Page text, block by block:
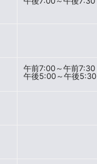
午前7:00～午前7:30
午後5:00～午後5:30